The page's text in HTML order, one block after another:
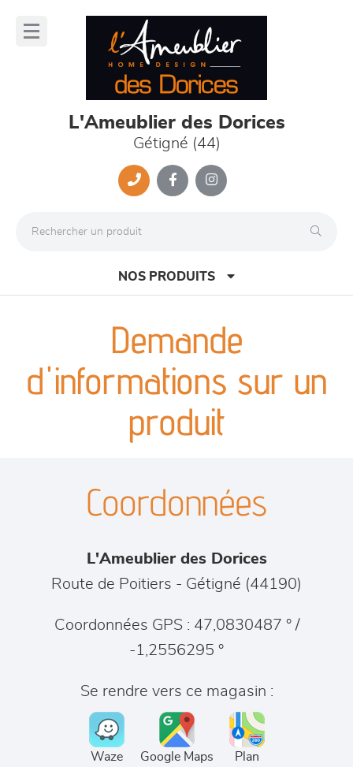
L'Ameublier des Dorices
Gétigné (44)
NOS PRODUITS
canapés et fauteuils
séjours
meubles de complément
chambres et dressing
outdoor
décoration
Demande
d'informations sur un
produit
Coordonnées
L'Ameublier des Dorices
Route de Poitiers - Gétigné (44190)
Coordonnées GPS : 47,0830487 ° /
-1,2556295 °
Se rendre vers ce magasin :
Waze Google Maps Plan